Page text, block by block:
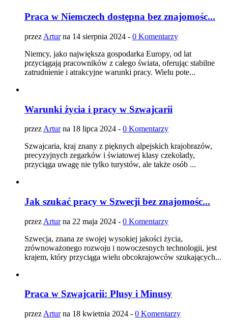
Praca w Niemczech dostępna bez znajomośc...
przez Arturna 14 sierpnia 2024 - 0 Komentarzy
Niemcy, jako największa gospodarka Europy, od lat
przyciągają pracowników z całego świata, oferując stabilne
zatrudnienie i atrakcyjne warunki pracy. Wielu pote...
Warunki życia i pracy w Szwajcarii
przez Arturna 18 lipca 2024 - 0 Komentarzy
Szwajcaria, kraj znany z pięknych alpejskich krajobrazów,
precyzyjnych zegarków i światowej klasy czekolady,
przyciąga uwagę nie tylko turystów, ale także osób ...
Jak szukać pracy w Szwecji bez znajomośc...
przez Arturna 22 maja 2024 - 0 Komentarzy
Szwecja, znana ze swojej wysokiej jakości życia,
zrównoważonego rozwoju i nowoczesnych technologii, jest
krajem, który przyciąga wielu obcokrajowców szukających...
Praca w Szwajcarii: Plusy i Minusy
przez Arturna 18 kwietnia 2024 - 0 Komentarzy